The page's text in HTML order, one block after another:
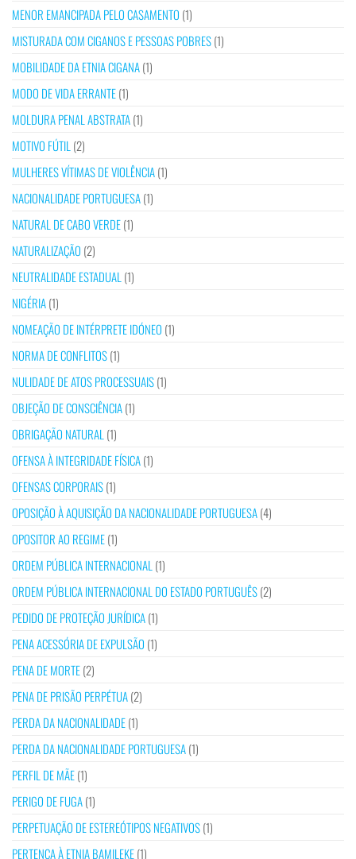
MENOR EMANCIPADA PELO CASAMENTO (1)
MISTURADA COM CIGANOS E PESSOAS POBRES(1)
MOBILIDADE DA ETNIA CIGANA(1)
MODO DE VIDA ERRANTE(1)
MOLDURA PENAL ABSTRATA(1)
MOTIVO FÚTIL (2)
MULHERES VÍTIMAS DE VIOLÊNCIA(1)
NACIONALIDADE PORTUGUESA(1)
NATURAL DE CABO VERDE(1)
NATURALIZAÇÃO (2)
NEUTRALIDADE ESTADUAL (1)
NIGÉRIA(1)
NOMEAÇÃO DE INTÉRPRETE IDÓNEO (1)
NORMA DE CONFLITOS(1)
NULIDADE DE ATOS PROCESSUAIS(1)
OBJEÇÃO DE CONSCIÊNCIA(1)
OBRIGAÇÃO NATURAL (1)
OFENSA À INTEGRIDADE FÍSICA(1)
OFENSAS CORPORAIS(1)
OPOSIÇÃO À AQUISIÇÃO DA NACIONALIDADE PORTUGUESA(4)
OPOSITOR AO REGIME(1)
ORDEM PÚBLICA INTERNACIONAL (1)
ORDEM PÚBLICA INTERNACIONAL DO ESTADO PORTUGUÊS(2)
PEDIDO DE PROTEÇÃO JURÍDICA(1)
PENA ACESSÓRIA DE EXPULSÃO (1)
PENA DE MORTE(2)
PENA DE PRISÃO PERPÉTUA(2)
PERDA DA NACIONALIDADE(1)
PERDA DA NACIONALIDADE PORTUGUESA(1)
PERFIL DE MÃE(1)
PERIGO DE FUGA(1)
PERPETUAÇÃO DE ESTEREÓTIPOS NEGATIVOS(1)
PERTENÇA À ETNIA BAMILEKE(1)